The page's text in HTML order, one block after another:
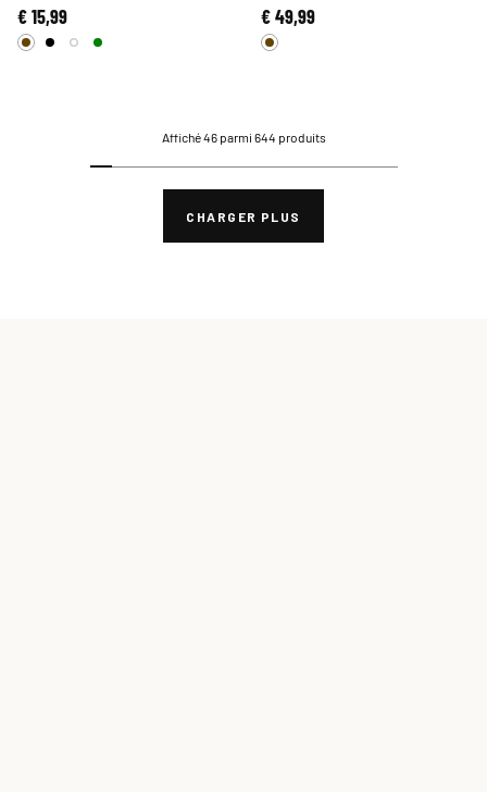
€ 15,99 € 49,99
Affiché 46 parmi 644 produits
CHARGER PLUS